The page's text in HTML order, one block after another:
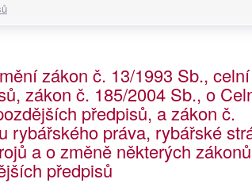
zákon č. 13/1993 Sb., celní
zákon č. 185/2004 Sb., o
předpisů, a zákon č.
rybářského práva, rybářské
a o změně některých zákonů
předpisů